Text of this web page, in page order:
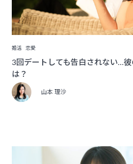
婚活 恋愛
3回デートしても告白されない…
は？
山本 理沙